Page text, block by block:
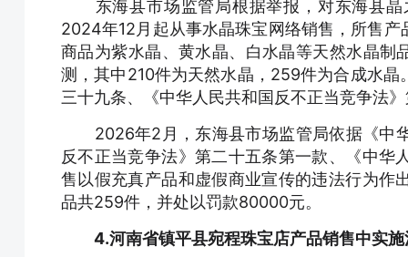
东海县市场监管局根据举报，对东海县晶
2024年12月起从事水晶珠宝网络销售，所售
商品为紫水晶、黄水晶、白水晶等天然水晶
测，其中210件为天然水晶，259件为合成水
三十九条、《中华人民共和国反不正当竞争法
2026年2月，东海县市场监管局依据《中华
反不正当竞争法》第二十五条第一款、《中华
售以假充真产品和虚假商业宣传的违法行为作
品共259件，并处以罚款80000元。
4.河南省镇平县宛程珠宝店产品销售中实